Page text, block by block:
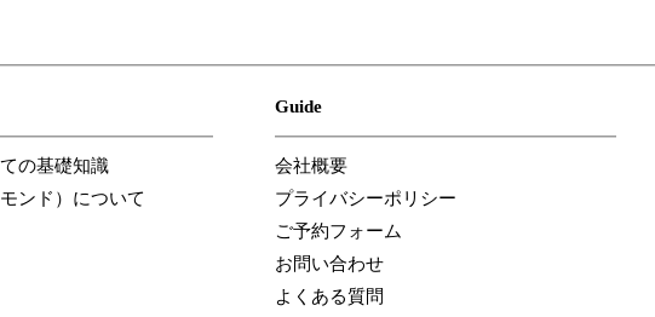
の基礎知識
ンド）について
Guide
会社概要
プライバシーポリシー
ご予約フォーム
お問い合わせ
よくある質問